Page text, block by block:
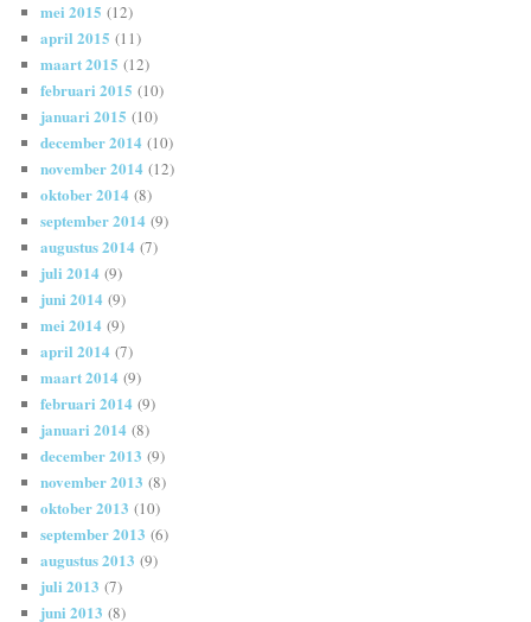
mei 2015 (12)
april 2015 (11)
maart 2015 (12)
februari 2015 (10)
januari 2015 (10)
december 2014 (10)
november 2014 (12)
oktober 2014 (8)
september 2014 (9)
augustus 2014 (7)
juli 2014 (9)
juni 2014 (9)
mei 2014 (9)
april 2014 (7)
maart 2014 (9)
februari 2014 (9)
januari 2014 (8)
december 2013 (9)
november 2013 (8)
oktober 2013 (10)
september 2013 (6)
augustus 2013 (9)
juli 2013 (7)
juni 2013 (8)